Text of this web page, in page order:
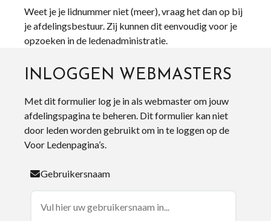
Weet je je lidnummer niet (meer), vraag het dan op bij
je afdelingsbestuur. Zij kunnen dit eenvoudig voor je
opzoeken in de ledenadministratie.
INLOGGEN WEBMASTERS
Met dit formulier log je in als webmaster om jouw
afdelingspagina te beheren. Dit formulier kan niet
door leden worden gebruikt om in te loggen op de
Voor Ledenpagina’s.
Gebruikersnaam